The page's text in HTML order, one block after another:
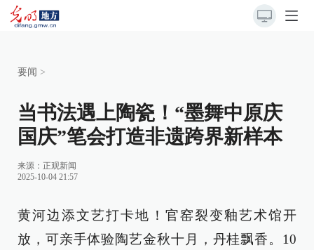
要闻 >
当书法遇上陶瓷！“墨舞中原庆
国庆”笔会打造非遗跨界新样本
来源： 正观新闻
2025-10-04 21:57
黄河边添文艺打卡地！官窑裂变釉艺术馆开
放，可亲手体验陶艺金秋十月，丹桂飘香。10